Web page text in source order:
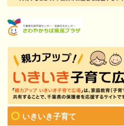
いきいき子育て